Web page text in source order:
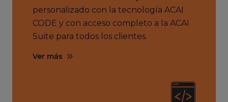
personalizado con la tecnología ACAI
CODE y con acceso completo a la ACAI
Suite para todos los clientes.
Ver más